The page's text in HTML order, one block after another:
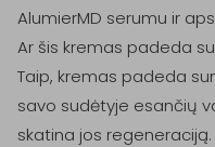
AlumierMD serumu ir
Ar šis kremas padeda
Taip, kremas padeda
savo sudėtyje esančių
skatina jos regeneraciją.